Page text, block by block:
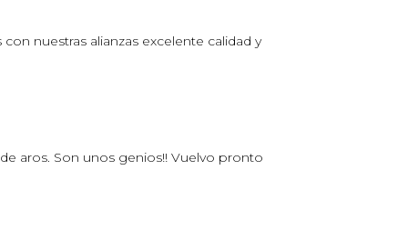
nuestras alianzas excelente calidad y
aros. Son unos genios!! Vuelvo pronto